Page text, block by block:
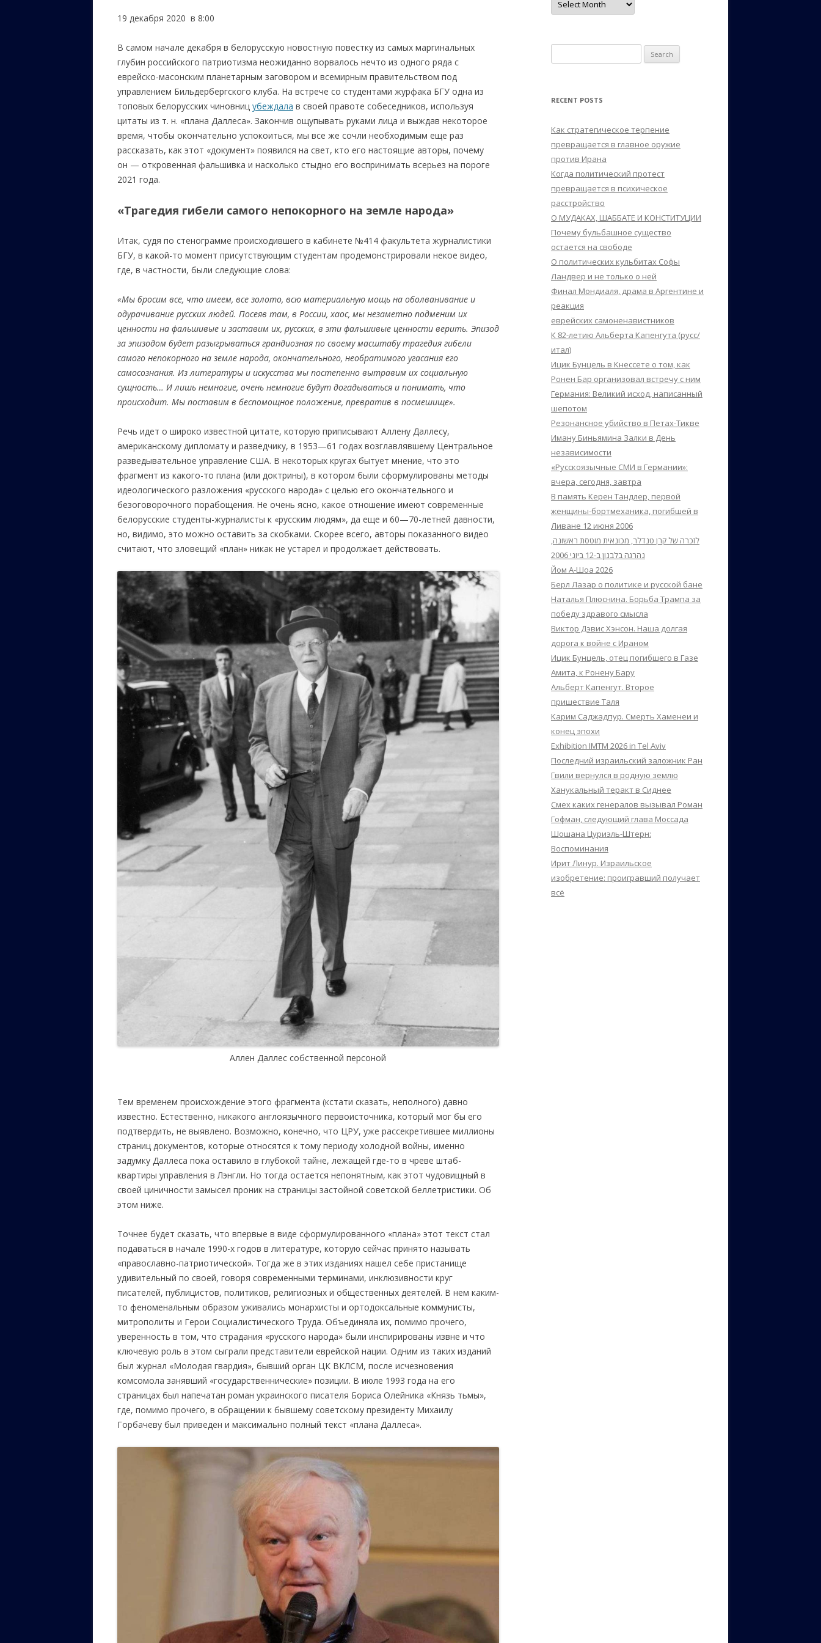
ОЗАРИЧИ
ИНФОРМАЦИЯ К СТАРОМУ
САЙТУ
ВАШИ ПИСЬМА
ОТЗЫВЫ, ПРЕДЛОЖЕНИЯ,
УТОЧНЕНИЯ, ДОПОЛНЕНИЯ
КТО КОГО ИЩЕТ
19 декабря 2020 в 8:00
В самом начале декабря в белорусскую новостную повестку из самых маргинальных
глубин российского патриотизма неожиданно ворвалось нечто из одного ряда с
еврейско-масонским планетарным заговором и всемирным правительством под
управлением Бильдербергского клуба. На встрече со студентами журфака БГУ одна из
топовых белорусских чиновниц убеждала в своей правоте собеседников, используя
цитаты из т. н. «плана Даллеса». Закончив ощупывать руками лица и выждав некоторое
время, чтобы окончательно успокоиться, мы все же сочли необходимым еще раз
рассказать, как этот «документ» появился на свет, кто его настоящие авторы, почему
он — откровенная фальшивка и насколько стыдно его воспринимать всерьез на пороге
2021 года.
«Трагедия гибели самого непокорного на земле народа»
Итак, судя по стенограмме происходившего в кабинете №414 факультета журналистики
БГУ, в какой-то момент присутствующим студентам продемонстрировали некое видео,
где, в частности, были следующие слова:
«Мы бросим все, что имеем, все золото, всю материальную мощь на оболванивание и
одурачивание русских людей. Посеяв там, в России, хаос, мы незаметно подменим их
ценности на фальшивые и заставим их, русских, в эти фальшивые ценности верить. Эпизод
за эпизодом будет разыгрываться грандиозная по своему масштабу трагедия гибели
самого непокорного на земле народа, окончательного, необратимого угасания его
самосознания. Из литературы и искусства мы постепенно вытравим их социальную
сущность… И лишь немногие, очень немногие будут догадываться и понимать, что
происходит. Мы поставим в беспомощное положение, превратив в посмешище».
Речь идет о широко известной цитате, которую приписывают Аллену Даллесу,
американскому дипломату и разведчику, в 1953—61 годах возглавлявшему Центральное
разведывательное управление США. В некоторых кругах бытует мнение, что это
фрагмент из какого-то плана (или доктрины), в котором были сформулированы методы
идеологического разложения «русского народа» с целью его окончательного и
безоговорочного порабощения. Не очень ясно, какое отношение имеют современные
белорусские студенты-журналисты к «русским людям», да еще и 60—70-летней давности,
но, видимо, это можно оставить за скобками. Скорее всего, авторы показанного видео
считают, что зловещий «план» никак не устарел и продолжает действовать.
Аллен Даллес собственной персоной
Тем временем происхождение этого фрагмента (кстати сказать, неполного) давно
известно. Естественно, никакого англоязычного первоисточника, который мог бы его
подтвердить, не выявлено. Возможно, конечно, что ЦРУ, уже рассекретившее миллионы
страниц документов, которые относятся к тому периоду холодной войны, именно
задумку Даллеса пока оставило в глубокой тайне, лежащей где-то в чреве штаб-
квартиры управления в Лэнгли. Но тогда остается непонятным, как этот чудовищный в
своей циничности замысел проник на страницы застойной советской беллетристики. Об
этом ниже.
Точнее будет сказать, что впервые в виде сформулированного «плана» этот текст стал
подаваться в начале 1990-х годов в литературе, которую сейчас принято называть
«православно-патриотической». Тогда же в этих изданиях нашел себе пристанище
удивительный по своей, говоря современными терминами, инклюзивности круг
писателей, публицистов, политиков, религиозных и общественных деятелей. В нем каким-
то феноменальным образом уживались монархисты и ортодоксальные коммунисты,
митрополиты и Герои Социалистического Труда. Объединяла их, помимо прочего,
уверенность в том, что страдания «русского народа» были инспирированы извне и что
ключевую роль в этом сыграли представители еврейской нации. Одним из таких изданий
был журнал «Молодая гвардия», бывший орган ЦК ВКЛСМ, после исчезновения
комсомола занявший «государственнические» позиции. В июле 1993 года на его
страницах был напечатан роман украинского писателя Бориса Олейника «Князь тьмы»,
где, помимо прочего, в обращении к бывшему советскому президенту Михаилу
Горбачеву был приведен и максимально полный текст «плана Даллеса».
for:
RECENT POSTS
Как стратегическое терпение
превращается в главное оружие
против Ирана
Когда политический протест
превращается в психическое
расстройство
О МУДАКАХ, ШАББАТЕ И КОНСТИТУЦИИ
Почему бульбашное существо
остается на свободе
О политических кульбитах Софы
Ландвер и не только о ней
Финал Мондиаля, драма в Аргентине и
реакция
еврейских самоненавистников
К 82-летию Альберта Капенгута (русс/
итал)
Ицик Бунцель в Кнессете о том, как
Ронен Бар организовал встречу с ним
Германия: Великий исход, написанный
шепотом
Резонансное убийство в Петах-Тикве
Иману Биньямина Залки в День
независимости
«Русскоязычные СМИ в Германии»:
вчера, сегодня, завтра
В память Керен Тандлер, первой
женщины-бортмеханика, погибшей в
Ливане 12 июня 2006
לזכרה של קרן טנדלר, מכונאית מוטסת ראשונה,
נהרגה בלבנון ב-12 ביוני 2006
Йом А-Шоа 2026
Берл Лазар о политике и русской бане
Наталья Плюснина. Борьба Трампа за
победу здравого смысла
Виктор Дэвис Хэнсон. Наша долгая
дорога к войне с Ираном
Ицик Бунцель, отец погибшего в Газе
Амита, к Ронену Бару
Альберт Капенгут. Второе
пришествие Таля
Карим Саджадпур. Смерть Хаменеи и
конец эпохи
Exhibition IMTM 2026 in Tel Aviv
Последний израильский заложник Ран
Гвили вернулся в родную землю
Ханукальный теракт в Сиднее
Смех каких генералов вызывал Роман
Гофман, следующий глава Моссада
Шошана Цуриэль-Штерн:
Воспоминания
Ирит Линур. Израильское
изобретение: проигравший получает
всё